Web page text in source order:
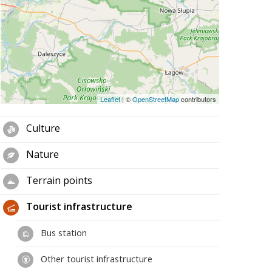
Leaflet|©OpenStreetMapcontributors
Culture
Nature
Terrain points
Tourist infrastructure
Bus station
Other tourist infrastructure